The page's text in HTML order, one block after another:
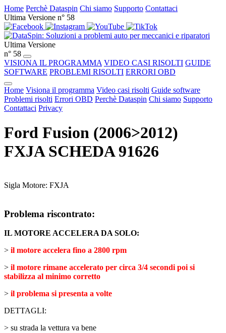
Home Perchè Dataspin Chi siamo Supporto Contattaci
Ultima Versione n° 58
Ultima Versione
n° 58
VISIONA IL PROGRAMMA VIDEO CASI RISOLTI GUIDE
SOFTWARE PROBLEMI RISOLTI ERRORI OBD
Home Visiona il programma Video casi risolti Guide software
Problemi risolti Errori OBD Perchè Dataspin Chi siamo Supporto
Contattaci Privacy
Ford Fusion (2006>2012)
FXJA SCHEDA 91626
Sigla Motore: FXJA
Problema riscontrato:
IL MOTORE ACCELERA DA SOLO:
> il motore accelera fino a 2800 rpm
> il motore rimane accelerato per circa 3/4 secondi poi si
stabilizza al minimo corretto
> il problema si presenta a volte
DETTAGLI:
> su strada la vettura va bene